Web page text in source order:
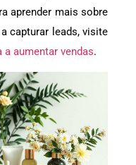
aprender mais sobre
capturar leads, visite
aumentar vendas.